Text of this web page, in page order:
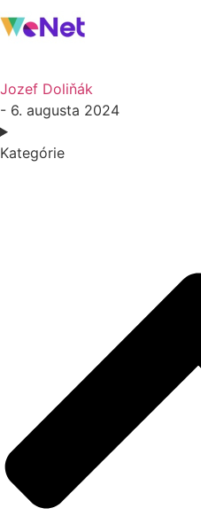
Jozef Doliňák
- 6. augusta 2024
Kategórie